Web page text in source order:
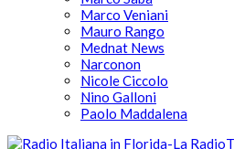
Marco Veniani
Mauro Rango
Mednat News
Narconon
Nicole Ciccolo
Nino Galloni
Paolo Maddalena